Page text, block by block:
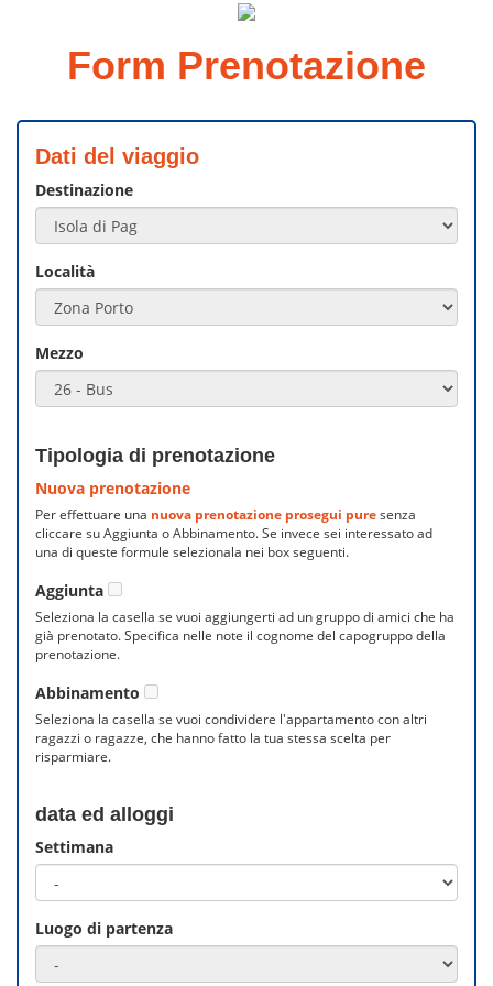
Form Prenotazione
Dati del viaggio
Destinazione
Località
Mezzo
Tipologia di prenotazione
Nuova prenotazione
Per effettuare una nuova prenotazione prosegui puresenza
cliccare su Aggiunta o Abbinamento. Se invece sei interessato ad
una di queste formule selezionala nei box seguenti.
Aggiunta
Seleziona la casella se vuoi aggiungerti ad un gruppo di amici che ha
già prenotato. Specifica nelle note il cognome del capogruppo della
prenotazione.
Abbinamento
Seleziona la casella se vuoi condividere l'appartamento con altri
ragazzi o ragazze, che hanno fatto la tua stessa scelta per
risparmiare.
data ed alloggi
Settimana
Luogo di partenza